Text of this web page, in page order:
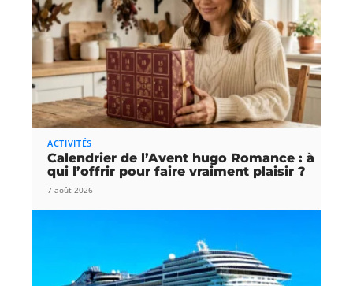
ACTIVITÉS
Calendrier de l’Avent hugo Romance : à
qui l’offrir pour faire vraiment plaisir ?
7 août 2026